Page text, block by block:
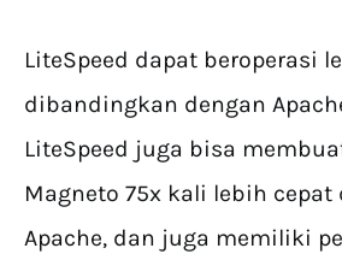
LiteSpeed dapat beroperasi
dibandingkan dengan
LiteSpeed juga bisa
Magneto 75x kali lebih
Apache, dan juga memiliki